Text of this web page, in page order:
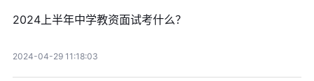
2024上半年中学教资面试考什么？
2024-04-29 11:18:03